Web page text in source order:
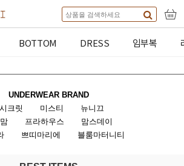
BOTTOM DRESS 임부복
UNDERWEAR BRAND
크릿
미스티
뉴니끄
프라하우스
맘스데이
쁘띠마리에 블룸마터니티